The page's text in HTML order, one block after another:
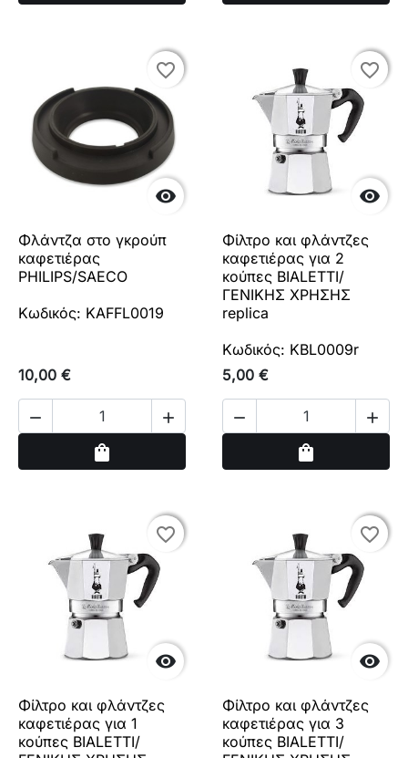

favorite_border
favorite_border
Φλάντζα στο γκρούπ
καφετιέρας
PHILIPS/SAECO
Κωδικός: KAFFL0019
10,00 €
 
shopping_bag

favorite_border
favorite_border
Φίλτρο και φλάντζες
καφετιέρας για 2
κούπες BIALETTI/
ΓΕΝΙΚΗΣ ΧΡΗΣΗΣ
replica
Κωδικός: KBL0009r
5,00 €
 
shopping_bag

favorite_border
favorite_border
Φίλτρο και φλάντζες
καφετιέρας για 1
κούπες BIALETTI/

favorite_border
favorite_border
Φίλτρο και φλάντζες
καφετιέρας για 3
κούπες BIALETTI/